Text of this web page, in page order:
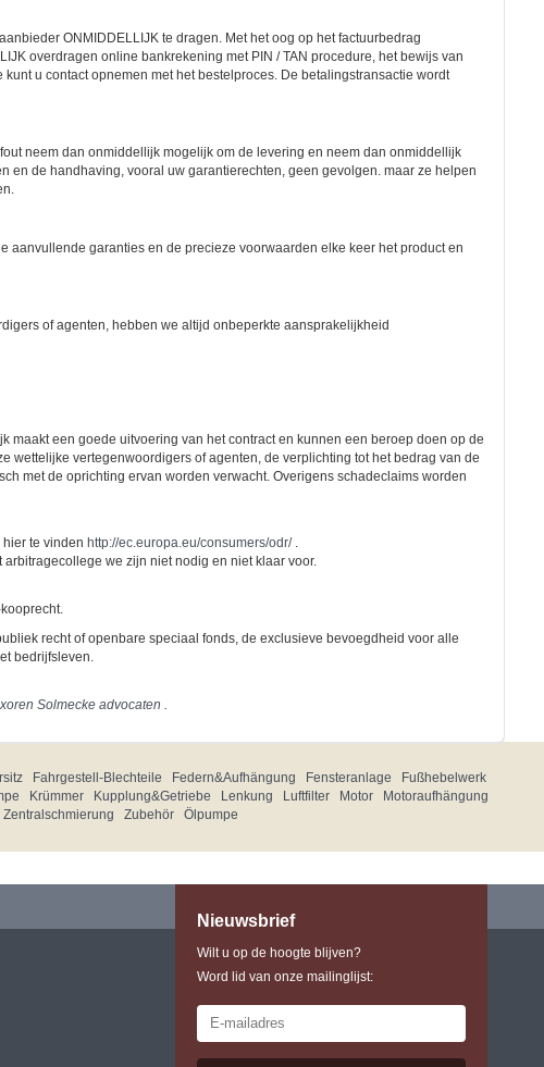
ONMIDDELLIJK te dragen. Met het oog op het factuurbedrag
overdragen online bankrekening met PIN / TAN procedure, het bewijs van
u contact opnemen met het bestelproces. De betalingstransactie wordt
neem dan onmiddellijk mogelijk om de levering en neem dan onmiddellijk
en de handhaving, vooral uw garantierechten, geen gevolgen. maar ze helpen
aanvullende garanties en de precieze voorwaarden elke keer het product en
of agenten, hebben we altijd onbeperkte aansprakelijkheid
een goede uitvoering van het contract en kunnen een beroep doen op de
vertegenwoordigers of agenten, de verplichting tot het bedrag van de
met de oprichting ervan worden verwacht. Overigens schadeclaims worden
te vinden http://ec.europa.eu/consumers/odr/.
we zijn niet nodig en niet klaar voor.
recht of openbare speciaal fonds, de exclusieve bevoegdheid voor alle
bedrijfsleven.
Solmecke advocaten .
Fahrgestell-Blechteile Federn&Aufhängung Fensteranlage
Fußhebelwerk
Krümmer Kupplung&Getriebe Lenkung Luftfilter Motor
Motoraufhängung
Zentralschmierung Zubehör Ölpumpe
Nieuwsbrief
Wilt u op de hoogte blijven?
Word lid van onze mailinglijst: